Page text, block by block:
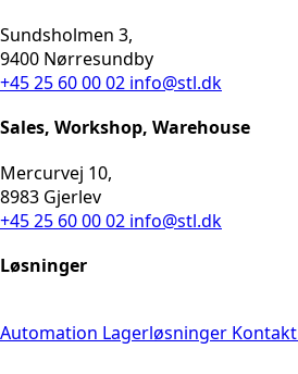
Sundsholmen 3,
9400 Nørresundby
+45 25 60 00 02 info@stl.dk
Sales, Workshop, Warehouse
Mercurvej 10,
8983 Gjerlev
+45 25 60 00 02 info@stl.dk
Løsninger
Automation Lagerløsninger Kontakt